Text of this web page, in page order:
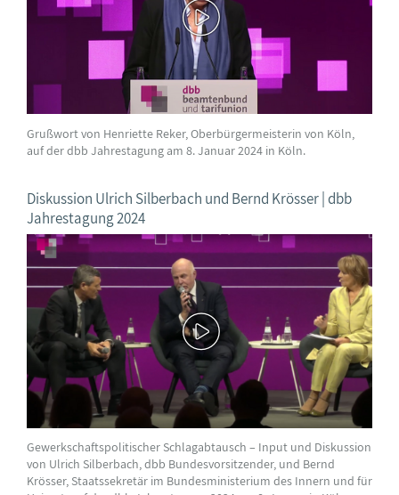
Grußwort von Henriette Reker, Oberbürgermeisterin von Köln,
auf der dbb Jahrestagung am 8. Januar 2024 in Köln.
Diskussion Ulrich Silberbach und Bernd Krösser | dbb
Jahrestagung 2024
Gewerkschaftspolitischer Schlagabtausch – Input und Diskussion
von Ulrich Silberbach, dbb Bundesvorsitzender, und Bernd
Krösser, Staatssekretär im Bundesministerium des Innern und für